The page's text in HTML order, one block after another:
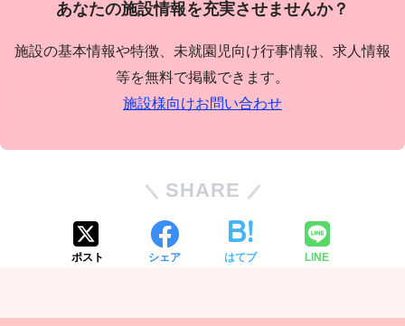
あなたの施設情報を充実させませんか？
施設の基本情報や特徴、未就園児向け行事情報、求人情報
等を無料で掲載できます。
施設様向けお問い合わせ
SHARE
ポスト シェア はてブ LINE